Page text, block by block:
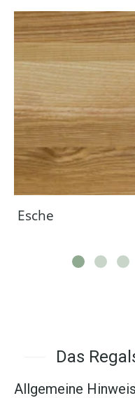
Esche
Das
Allgemeine